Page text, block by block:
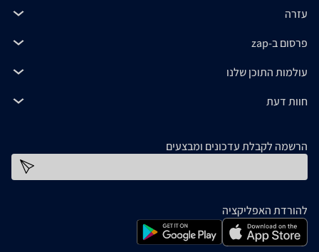
עזרה
פרסום ב-zap
עולמות התוכן שלנו
חוות דעת
הרשמה לקבלת עדכונים ומבצעים
להורדת האפליקציה